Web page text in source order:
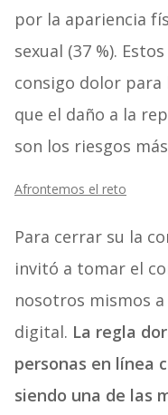
por la apariencia
sexual (37 %).
consigo dolor para
que el daño a la
son los riesgos
Afrontemos el reto
Para cerrar su la
invitó a tomar el
nosotros mismos
digital. La regla
personas en línea
siendo una de las